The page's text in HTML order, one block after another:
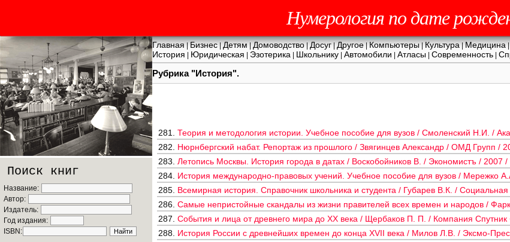
Нумерология по дате
Главная|Бизнес|Детям|Домоводство|Досуг|Другое|Компьютеры|Культура|Медицина
История Юридическая Эзотерика Школьнику Автомобили Атласы Современность
Рубрика "История".
Поиск книг
Название:
Автор:
Издатель:
Год издания:
ISBN:
281. Теория и методология истории. Учебное пособие для вузов / Смоленский Н.И. /
282. Нюрнбергский набат. Репортаж из прошлого / Звягинцев Александр / ОМД Групп /
283. Летопись Москвы. История города в датах / Воскобойников В. / Экономистъ / 2007 /
284. История международно-правовых учений. Учебное пособие для вузов / Мережко
285. Всемирная история. Справочник школьника и студента / Губарев В.К. /
286. Самые непристойные скандалы из жизни правителей всех времен и народов /
287. События и лица от древнего мира до ХХ века / Щербаков П. П. / Компания Спутник
288. История России с древнейших времен до конца ХVII века / Милов Л.В. / Эксмо-